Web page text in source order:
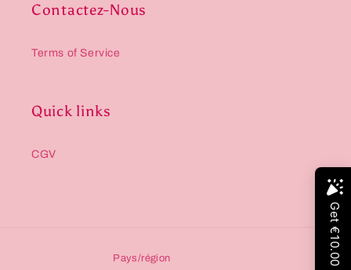
Contactez-Nous
Terms of Service
Quick links
CGV
Pays/région